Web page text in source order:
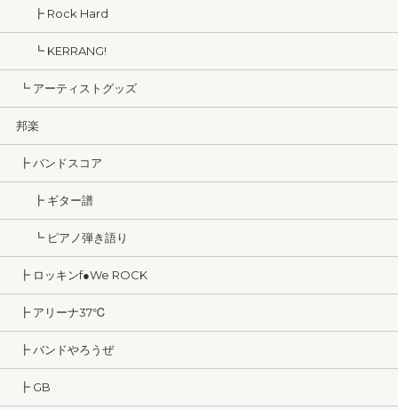
┣ Rock Hard
┗ KERRANG!
┗ アーティストグッズ
邦楽
┣ バンドスコア
┣ ギター譜
┗ ピアノ弾き語り
┣ ロッキンf●We ROCK
┣ アリーナ37℃
┣ バンドやろうぜ
┣ GB